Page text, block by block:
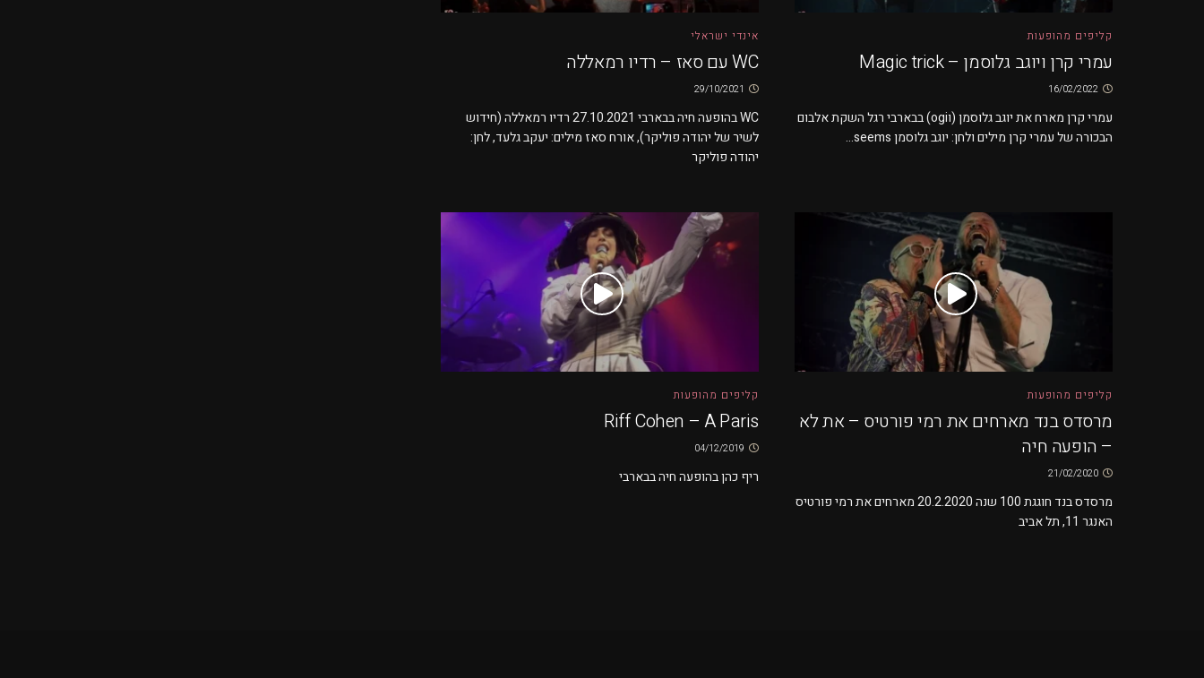
קליפים מהופעות
עמרי קרן ויוגב גלוסמן – Magic trick
עמרי קרן מארח את יוגב גלוסמן (וogi) בבארבי רגל השקת אלבום
הבכורה של עמרי קרן מילים ולחן: יוגב גלוסמן seems...
אינדי ישראלי
WC עם סאז – רדיו רמאללה
WC בהופעה חיה בבארבי 27.10.2021 רדיו רמאללה (חידוש
לשיר של יהודה פוליקר), אורח סאז מילים: יעקב גלעד, לחן:
יהודה פוליקר
קליפים מהופעות
מרסדס בנד מארחים את רמי פורטיס – את לא
– הופעה חיה
מרסדס בנד חוגגת 100 שנה 20.2.2020 מארחים את רמי פורטיס
האנגר 11, תל אביב
קליפים מהופעות
Riff Cohen – A Paris
ריף כהן בהופעה חיה בבארבי